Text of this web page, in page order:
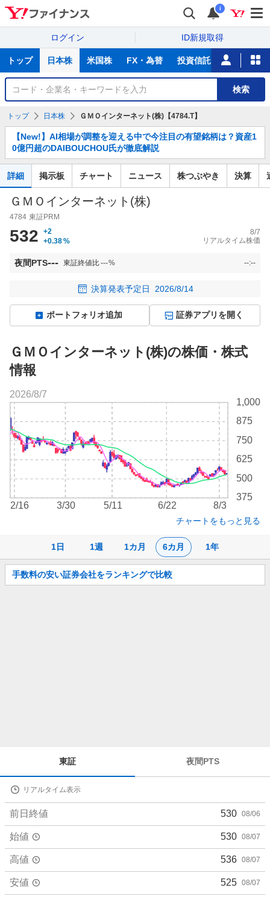
i
ログイン ID新規取得
サ
トップ 日本株 米国株 FX・為替 投資信託 ニュース
銘
検
検索
トップ 日本株 ＧＭＯインターネット(株)【4784.T】
知
ら
せ
【New!】AI相場が調整を迎える中で今注目の有望銘柄は？資産1
0億円超のDAIBOUCHOU氏が徹底解説
詳細 掲示板 チャート ニュース 株つぶやき 決算
ＧＭＯインターネット(株)
4784 東証PRM
532
+2
+0.38%
8/7
リアルタイム株価
夜間PTS--- 東証終値比---% --:--
決算発表予定日 2026/8/14
ポートフォリオ追加 証券アプリを開く
ＧＭＯインターネット(株)の株価・株式
情報
1日 1週 1カ月 6カ月 1年
375
500
625
750
875
1,000
2/16 3/30 5/11 6/22 8/3
2026/8/7
チャートをもっと見る
お
知
手数料の安い証券会社をランキングで比較
詳
値
東証 夜間PTS
リアルタイム表示
前日終値 530 08/06
始値 530 08/07
高値 536 08/07
安値 525 08/07